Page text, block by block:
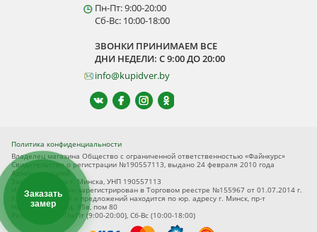
Пн-Пт: 9:00-20:00
Сб-Вс: 10:00-18:00
ЗВОНКИ ПРИНИМАЕМ ВСЕ
ДНИ НЕДЕЛИ: С 9:00 ДО 20:00
info@kupidver.by
Политика конфиденциальности
Владелец магазина Общество с ограниченной ответственностью «Файнкурс»
Свидетельство о регистрации №190557113, выдано 24 февраля 2010 года
Администрацией
Заводского р-на г. Минска, УНП 190557113
Интернет-магазин зарегистрирован в Торговом реестре №155967 от 01.07.2014 г.
Книга замечаний и предложений находится по юр. адресу г. Минск, пр-т
Независимости, д. 85в, пом 80
Режим работы Пн-Пт (9:00-20:00), Сб-Вс (10:00-18:00)
Заказать
замер